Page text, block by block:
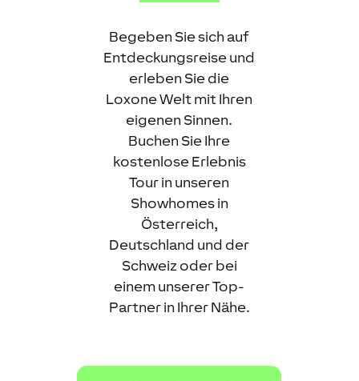
Begeben Sie sich auf
Entdeckungsreise und
erleben Sie die
Loxone Welt mit Ihren
eigenen Sinnen.
Buchen Sie Ihre
kostenlose Erlebnis
Tour in unseren
Showhomes in
Österreich,
Deutschland und der
Schweiz oder bei
einem unserer Top-
Partner in Ihrer Nähe.